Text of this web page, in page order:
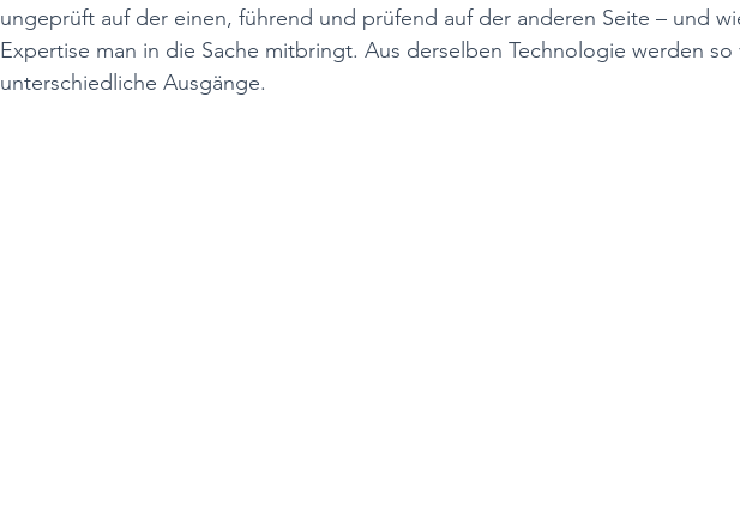
ungeprüft auf der einen, führend und prüfend auf der anderen Seite – und
Expertise man in die Sache mitbringt. Aus derselben Technologie werden so
unterschiedliche Ausgänge.